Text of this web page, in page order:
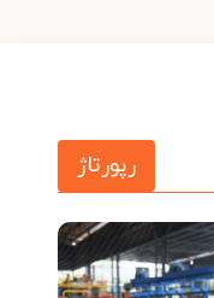
رپورتاژ